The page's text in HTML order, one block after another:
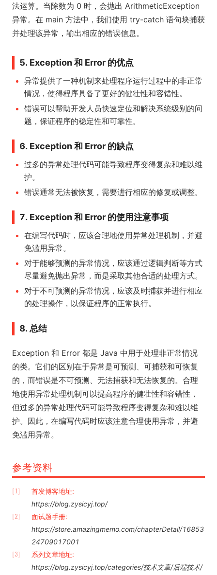
法运算。当除数为 0 时，会抛出 ArithmeticException
异常。在 main 方法中，我们使用 try-catch 语句块捕获
并处理该异常，输出相应的错误信息。
5. Exception 和 Error 的优点
异常提供了一种机制来处理程序运行过程中的非正常
情况，使得程序具备了更好的健壮性和容错性。
错误可以帮助开发人员快速定位和解决系统级别的问
题，保证程序的稳定性和可靠性。
6. Exception 和 Error 的缺点
过多的异常处理代码可能导致程序变得复杂和难以维
护。
错误通常无法被恢复，需要进行相应的修复或调整。
7. Exception 和 Error 的使用注意事项
在编写代码时，应该合理地使用异常处理机制，并避
免滥用异常。
对于能够预测的异常情况，应该通过逻辑判断等方式
尽量避免抛出异常，而是采取其他合适的处理方式。
对于不可预测的异常情况，应该及时捕获并进行相应
的处理操作，以保证程序的正常执行。
8. 总结
Exception 和 Error 都是 Java 中用于处理非正常情况
的类。它们的区别在于异常是可预测、可捕获和可恢复
的，而错误是不可预测、无法捕获和无法恢复的。合理
地使用异常处理机制可以提高程序的健壮性和容错性，
但过多的异常处理代码可能导致程序变得复杂和难以维
护。因此，在编写代码时应该注意合理使用异常，并避
免滥用异常。
参考资料
[1]
首发博客地址:
https://blog.zysicyj.top/
[2]
面试题手册:
https://store.amazingmemo.com/chapterDetail/16853
24709017001
[3]
系列文章地址:
https://blog.zysicyj.top/categories/技术文章/后端技术/